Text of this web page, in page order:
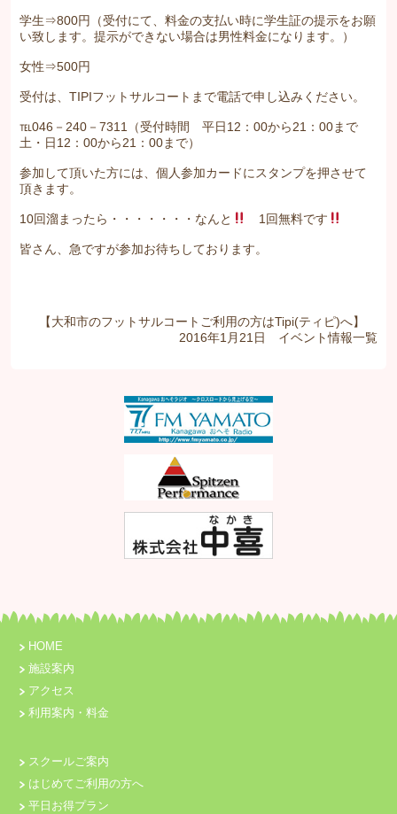
学生⇒800円（受付にて、料金の支払い時に学生証の提示をお願
い致します。提示ができない場合は男性料金になります。）
女性⇒500円
受付は、TIPIフットサルコートまで電話で申し込みください。
℡046－240－7311（受付時間 平日12：00から21：00まで
土・日12：00から21：00まで）
参加して頂いた方には、個人参加カードにスタンプを押させて
頂きます。
10回溜まったら・・・・・・・なんと 1回無料です
皆さん、急ですが参加お待ちしております。
【大和市のフットサルコートご利用の方はTipi(ティピ)へ】
2016年1月21日 イベント情報一覧
HOME
施設案内
アクセス
利用案内・料金
スクールご案内
はじめてご利用の方へ
平日お得プラン